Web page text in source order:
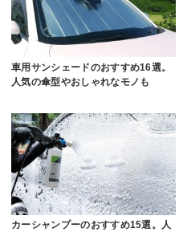
車用サンシェードのおすすめ16選。
人気の傘型やおしゃれなモノも
カーシャンプーのおすすめ15選。人